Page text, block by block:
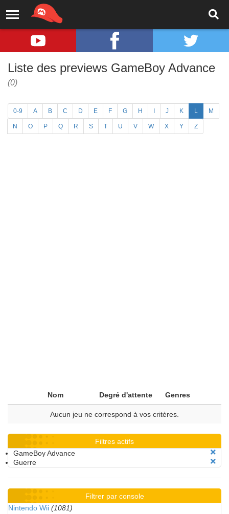
Liste des previews GameBoy Advance
(0)
0-9 A B C D E F G H J K L M
N O P Q R S T U V W X Y Z
Nom Degré d'attente Genres
Aucun jeu ne correspond à vos critères.
Filtres actifs
GameBoy Advance
Guerre
Filtrer par console
Nintendo Wii (1081)